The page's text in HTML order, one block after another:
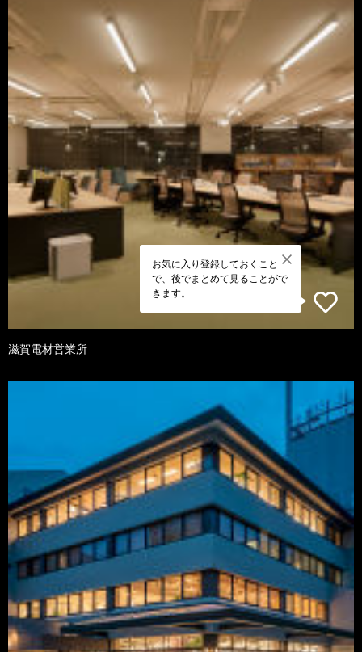
お気に入り登録しておくこと
で、後でまとめて見ることがで
きます。
滋賀電材営業所